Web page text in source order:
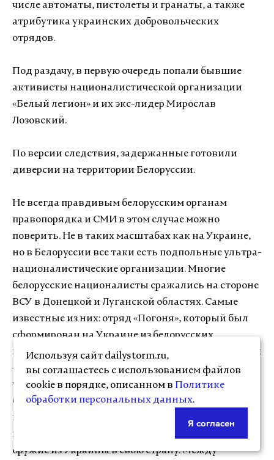
Используя сайт dailystorm.ru,
вы соглашаетесь с использованием файлов
cookie в порядке, описанном в Политике
обработки персональных данных.
Я согласен
числе автоматы, пистолеты и гранаты, а также
атрибутика украинских добровольческих
отрядов.
Под раздачу, в первую очередь попали бывшие
активисты националистической организации
«Белый легион» и их экс-лидер Мирослав
Лозовский.
По версии следствия, задержанные готовили
диверсии на территории Белоруссии.
Не всегда правдивым белорусским органам
правопорядка и СМИ в этом случае можно
поверить. Не в таких масштабах как на Украине,
но в Белоруссии все таки есть подпольные ультра-
националистические организации. Многие
белорусские националисты сражались на стороне
ВСУ в Донецкой и Луганской областях. Самые
известные из них: отряд «Погоня», который был
сформирован на Украине из белорусских
националистов, и уроженец Бреста Данила Ляшук
– участник скандально известного своими
убийствами и пытками мирных граждан
батальона «Торпедо». Это были сотни людей,
которые хотели таких же политических перемен и
в Белоруссии, и которые могли легко переправить
оружие из Украины в свою страну. Между